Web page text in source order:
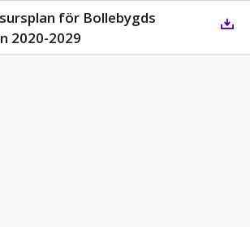
för Bollebygds
2020-2029